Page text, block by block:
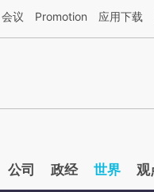
于财新文章[https://
会议 Promotion 应用下载
公司 政经 世界 观